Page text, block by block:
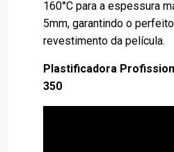
160°C para a espessura
5mm, garantindo o
revestimento da película.
Plastificadora
350